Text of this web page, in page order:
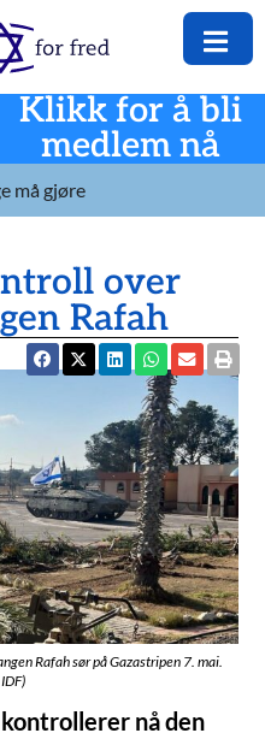
Klikk for å bli
medlem nå
må gjøre
over
Rafah
Rafah sør på Gazastripen 7. mai.
nå den